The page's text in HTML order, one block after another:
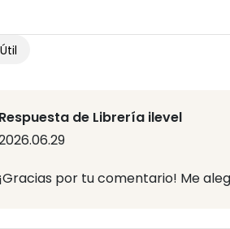
Útil
Respuesta de Librería ilevel
¡Gracias por tu comentario! Me